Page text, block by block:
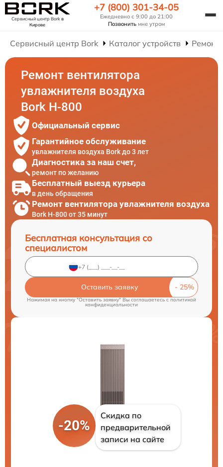
Сервисный центр Borkв
Кирове
+7 (800) 301-34-05
Ежедневно с 9:00 до 21:00
Позвонить мне утром
Сервисный центр Bork Каталог устройств Ремонт
Ремонт вентилятора
увлажнителя воздуха
Bork H-800
Официальный сервис
Гарантийное обслуживание
увлажнителя воздуха Bork до 3 лет
Диагностика за наш счет,
ремонт по желанию
Бесплатный выезд курьера
в день обращения
Ремонт вентилятора увлажнителя воздуха
Bork H-800 от 35 минут
Бесплатная консультация со
специалистом
Оставить заявку
Нажимая на кнопку "Оставить заявку" Вы соглашаетесь cполитикой
конфиденциальности
-20%
Скидка по
предварительной
записи на сайте